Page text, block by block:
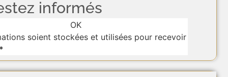
informés
OK
soient stockées et utilisées pour recevoir
*